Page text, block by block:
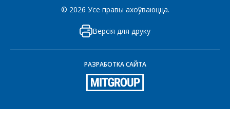
© 2026 Усе правы ахоўваюцца.
Версія для друку
РАЗРАБОТКА САЙТА